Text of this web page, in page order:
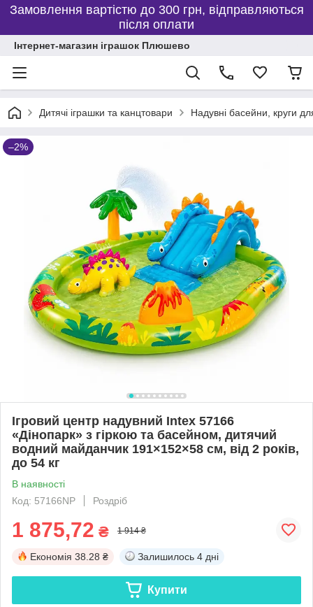
Замовлення вартістю до 300 грн, відправляються
після оплати
Інтернет-магазин іграшок Плюшево
Дитячі іграшки та канцтовари Надувні басейни, круги
–2%
Ігровий центр надувний Intex 57166
«Дінопарк» з гіркою та басейном, дитячий
водний майданчик 191×152×58 см, від 2 років,
до 54 кг
В наявності
Код: 57166NP
Роздріб
1 875,72 ₴ 1 914 ₴
Економія 38.28 ₴ Залишилось 4 дні
Купити